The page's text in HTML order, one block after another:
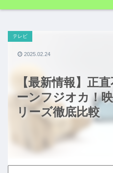
【最新情報】正
ーンフジオカ！
リーズ徹底比較
テレビ
2025.02.24